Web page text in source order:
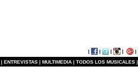
| | | | |
| ENTREVISTAS | MULTIMEDIA | TODOS LOS MUSICALES |